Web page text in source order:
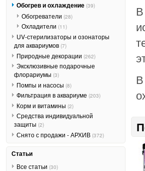
Обогрев и охлаждение (39)
Обогреватели (28)
Охладители (11)
UV-стерилизаторы и озонаторы
для аквариумов (7)
Природные декорации (262)
Эксклюзивные подарочные
флорариумы (3)
Помпы и насосы (8)
Фильтрация в аквариуме (203)
Корм и витамины (2)
Средства индивидуальной
защиты (2)
Снято с продажи - АРХИВ (372)
Статьи
Все статьи (30)